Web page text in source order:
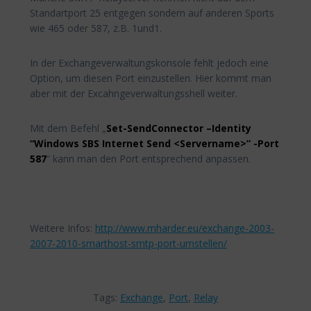
Standartport 25 entgegen sondern auf anderen Sports
wie 465 oder 587, z.B. 1und1.
In der Exchangeverwaltungskonsole fehlt jedoch eine
Option, um diesen Port einzustellen. Hier kommt man
aber mit der Excahngeverwaltungsshell weiter.
Mit dem Befehl „Set-SendConnector –Identity
“Windows SBS Internet Send <Servername>” -Port
587“ kann man den Port entsprechend anpassen.
Weitere Infos: http://www.mharder.eu/exchange-2003-
2007-2010-smarthost-smtp-port-umstellen/
Tags: Exchange, Port, Relay